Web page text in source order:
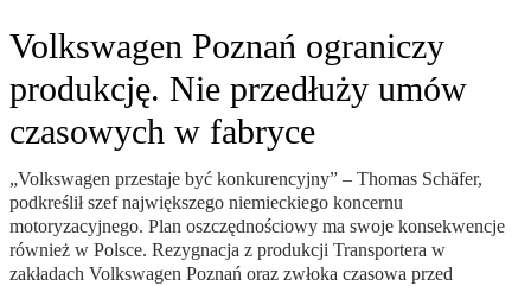
Volkswagen Poznań ograniczy
produkcję. Nie przedłuży umów
czasowych w fabryce
„Volkswagen przestaje być konkurencyjny” – Thomas Schäfer,
podkreślił szef największego niemieckiego koncernu
motoryzacyjnego. Plan oszczędnościowy ma swoje konsekwencje
również w Polsce. Rezygnacja z produkcji Transportera w
zakładach Volkswagen Poznań oraz zwłoka czasowa przed